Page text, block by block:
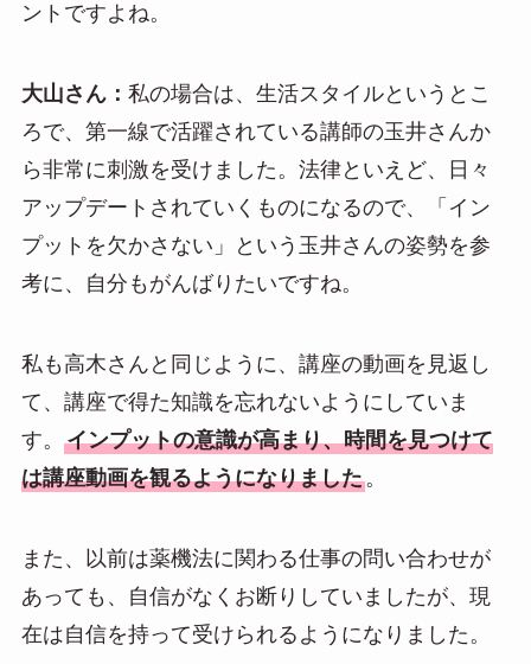
ントですよね。
大山さん： 私の場合は、生活スタイルというとこ
ろで、第一線で活躍されている講師の玉井さんか
ら非常に刺激を受けました。法律といえど、日々
アップデートされていくものになるので、「イン
プットを欠かさない」という玉井さんの姿勢を参
考に、自分もがんばりたいですね。
私も高木さんと同じように、講座の動画を見返し
て、講座で得た知識を忘れないようにしていま
す。 インプットの意識が高まり、時間を見つけて
は講座動画を観るようになりました。
また、以前は薬機法に関わる仕事の問い合わせが
あっても、自信がなくお断りしていましたが、現
在は自信を持って受けられるようになりました。